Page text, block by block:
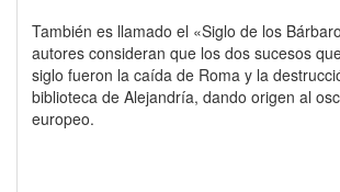
También es llamado el «Siglo de los
autores consideran que los dos sucesos
siglo fueron la caída de Roma y la
biblioteca de Alejandría, dando origen al
europeo.